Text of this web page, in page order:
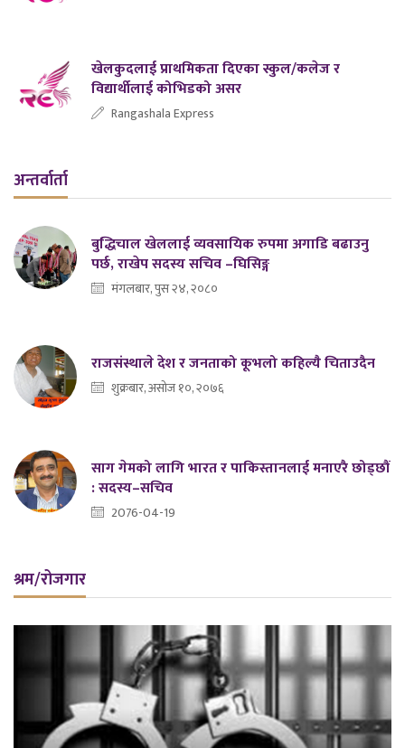
खेलकुदलाई प्राथमिकता दिएका स्कुल/कलेज र
विद्यार्थीलाई कोभिडको असर
Rangashala Express
अन्तर्वार्ता
बुद्धिचाल खेललाई व्यवसायिक रुपमा अगाडि बढाउनु
पर्छ, राखेप सदस्य सचिव –घिसिङ्ग
मंगलबार, पुस २४, २०८०
राजसंस्थाले देश र जनताको कूभलो कहिल्यै चिताउदैन
शुक्रबार, असोज १०, २०७६
साग गेमको लागि भारत र पाकिस्तानलाई मनाएरै छोड्छौं
: सदस्य–सचिव
2076-04-19
श्रम/रोजगार